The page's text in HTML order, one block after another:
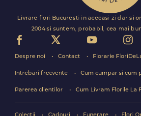
Livrare flori Bucuresti in aceeasi zi dar si
2004 si suntem, probabil, cea mai
Despre noi Contact Florarie
Intrebari frecvente Cum cumpar si cum
Parerea clientilor Cum Livram Florile La